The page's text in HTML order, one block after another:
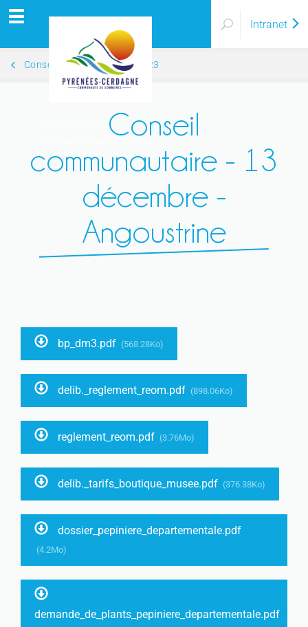
Intranet
Conseil Communautaire 2023
Conseil
communautaire - 13
décembre -
Angoustrine
bp_dm3.pdf (568.28Ko)
delib._reglement_reom.pdf (898.06Ko)
reglement_reom.pdf (3.76Mo)
delib._tarifs_boutique_musee.pdf (376.38Ko)
dossier_pepiniere_departementale.pdf
(4.2Mo)
demande_de_plants_pepiniere_departementale.pdf